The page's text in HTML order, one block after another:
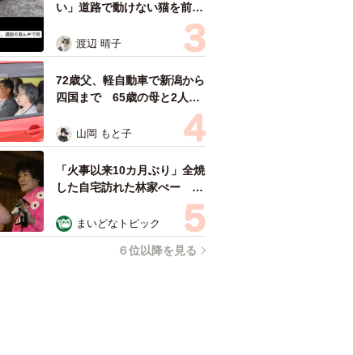
い」道路で動けない猫を前に
返された一言… 懸命に生き
ようとした4日間 「命の重
さはみんな同じ」保護団体代
表の訴え
渡辺 晴子
72歳父、軽自動車で新潟から
四国まで 65歳の母と2人で
3泊4日の旅 パーキングの休
憩まで分刻み… 「大学生で
も組まねえよ！」
山岡 もと子
「火事以来10カ月ぶり」全焼
した自宅訪れた林家ぺー 内
装も壁も取り払われスケルト
ン状態の部屋に呆然
まいどなトピック
６位以降を見る